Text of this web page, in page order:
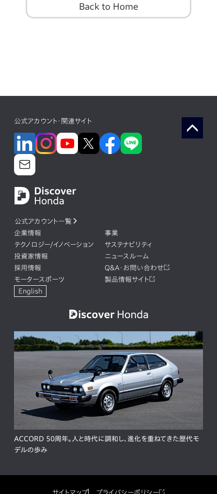
Back to Home
公式アカウント・関連サイト
公式アカウント一覧
企業情報
事業
テクノロジー/イノベーション
サステナビリティ
投資家情報
ニュースルーム
採用情報
Q&A・お問い合わせ
モータースポーツ
製品情報サイト
English
ACCORD 50周年。人と時代に調和し、進化を重ねてきた歴代モ
デルの歩み
サイトマップ プライバシーポリシー